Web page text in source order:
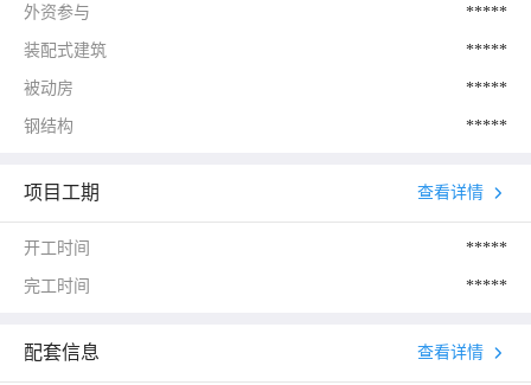
外资参与 *****
装配式建筑 *****
被动房 *****
钢结构 *****
项目工期 查看详情
开工时间 *****
完工时间 *****
配套信息 查看详情